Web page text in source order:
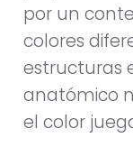
por un
colores
estructuras
anatómico
el color